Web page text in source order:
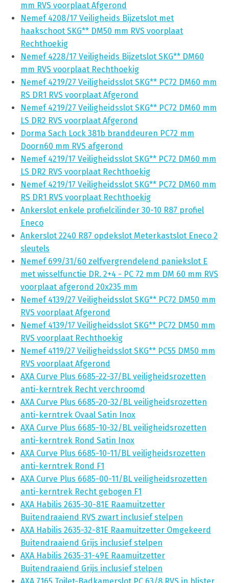
mm RVS voorplaat Afgerond
Nemef 4208/17 Veiligheids Bijzetslot met
haakschoot SKG** DM50 mm RVS voorplaat
Rechthoekig
Nemef 4228/17 Veiligheids Bijzetslot SKG** DM60
mm RVS voorplaat Rechthoekig
Nemef 4219/27 Veiligheidsslot SKG** PC72 DM60 mm
RS DR1 RVS voorplaat Afgerond
Nemef 4219/27 Veiligheidsslot SKG** PC72 DM60 mm
LS DR2 RVS voorplaat Afgerond
Dorma Sach Lock 381b branddeuren PC72 mm
Doorn60 mm RVS afgerond
Nemef 4219/17 Veiligheidsslot SKG** PC72 DM60 mm
LS DR2 RVS voorplaat Rechthoekig
Nemef 4219/17 Veiligheidsslot SKG** PC72 DM60 mm
RS DR1 RVS voorplaat Rechthoekig
Ankerslot enkele profielcilinder 30-10 R87 profiel
Eneco
Ankerslot 2240 R87 opdekslot Meterkastslot Eneco 2
sleutels
Nemef 699/31/60 zelfvergrendelend paniekslot E
met wisselfunctie DR. 2+4 - PC 72 mm DM 60 mm RVS
voorplaat afgerond 20x235 mm
Nemef 4139/27 Veiligheidsslot SKG** PC72 DM50 mm
RVS voorplaat Afgerond
Nemef 4139/17 Veiligheidsslot SKG** PC72 DM50 mm
RVS voorplaat Rechthoekig
Nemef 4119/27 Veiligheidsslot SKG** PC55 DM50 mm
RVS voorplaat Afgerond
AXA Curve Plus 6685-22-37/BL veiligheidsrozetten
anti-kerntrek Recht verchroomd
AXA Curve Plus 6685-20-32/BL veiligheidsrozetten
anti-kerntrek Ovaal Satin Inox
AXA Curve Plus 6685-10-32/BL veiligheidsrozetten
anti-kerntrek Rond Satin Inox
AXA Curve Plus 6685-10-11/BL veiligheidsrozetten
anti-kerntrek Rond F1
AXA Curve Plus 6685-00-11/BL veiligheidsrozetten
anti-kerntrek Recht gebogen F1
AXA Habilis 2635-30-81E Raamuitzetter
Buitendraaiend RVS zwart inclusief stelpen
AXA Habilis 2635-32-81E Raamuitzetter Omgekeerd
Buitendraaiend Grijs inclusief stelpen
AXA Habilis 2635-31-49E Raamuitzetter
Buitendraaiend Grijs inclusief stelpen